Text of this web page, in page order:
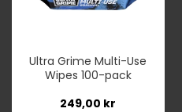
Ultra Grime Multi-Use
Wipes 100-pack
249,00 kr